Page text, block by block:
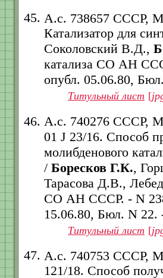
А.с. 738657 СССР,
Катализатор для
Соколовский В.Д.,
катализа СО АН
опубл. 05.06.80,
Титульный лист [
А.с. 740276 СССР,
01 J 23/16. Способ
молибденового
/ Боресков Г.К.,
Тарасова Д.В.,
СО АН СССР. - N
15.06.80, Бюл. N 22.
Титульный лист [
А.с. 740753 СССР,
121/18. Способ